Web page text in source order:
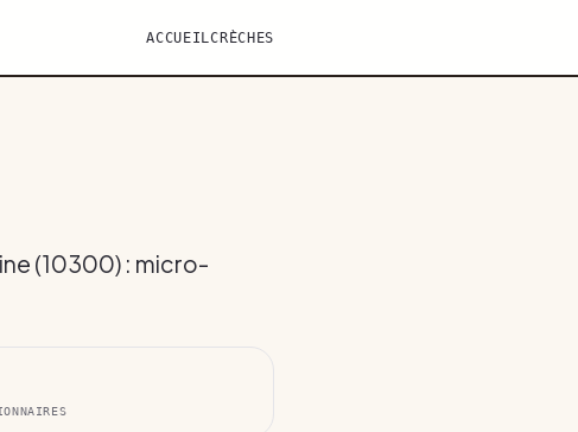
ACCUEILCRÈCHES
(10300) : micro-